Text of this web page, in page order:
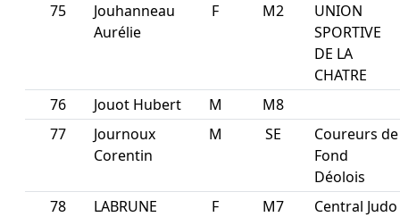
75
Jouhanneau
Aurélie
F M2
UNION
SPORTIVE
DE LA
CHATRE
76
Jouot Hubert M
M8
77
Journoux
Corentin
M SE
Coureurs de
Fond
Déolois
78
LABRUNE
F M7
Central Judo